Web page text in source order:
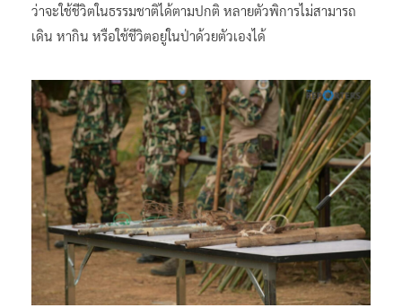
ว่าจะใช้ชีวิตในธรรมชาติได้ตามปกติ หลายตัวพิการไม่สามารถ
เดิน หากิน หรือใช้ชีวิตอยู่ในป่าด้วยตัวเองได้